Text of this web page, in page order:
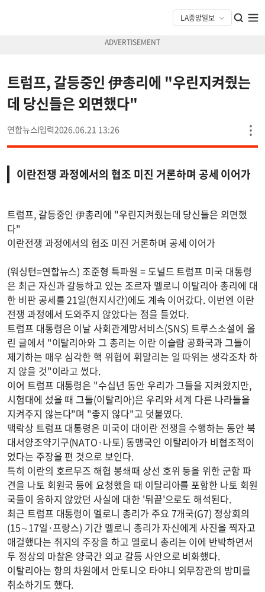
트럼프, 갈등중인 伊총리에 "우린지켜줬는
데 당신들은 외면했다"
연합뉴스 2026.06.21 13:26
이란전쟁 과정에서의 협조 미진 거론하며 공세 이어가
트럼프, 갈등중인 伊총리에 "우린지켜줬는데 당신들은 외면했
다"
이란전쟁 과정에서의 협조 미진 거론하며 공세 이어가
(워싱턴=연합뉴스) 조준형 특파원 = 도널드 트럼프 미국 대통령
은 최근 자신과 갈등하고 있는 조르자 멜로니 이탈리아 총리에 대
한 비판 공세를 21일(현지시간)에도 계속 이어갔다. 이번엔 이란
전쟁 과정에서 도와주지 않았다는 점을 들었다.
트럼프 대통령은 이날 사회관계망서비스(SNS) 트루스소셜에 올
린 글에서 "이탈리아와 그 총리는 이란 이슬람 공화국과 그들이
제기하는 매우 심각한 핵 위협에 휘말리는 일 따위는 생각조차 하
지 않을 것"이라고 썼다.
이어 트럼프 대통령은 "수십년 동안 우리가 그들을 지켜왔지만,
시험대에 섰을 때 그들(이탈리아)은 우리와 세계 다른 나라들을
지켜주지 않는다"며 "좋지 않다"고 덧붙였다.
맥락상 트럼프 대통령은 미국이 대이란 전쟁을 수행하는 동안 북
대서양조약기구(NATO·나토) 동맹국인 이탈리아가 비협조적이
었다는 주장을 편 것으로 보인다.
특히 이란의 호르무즈 해협 봉쇄때 상선 호위 등을 위한 군함 파
견을 나토 회원국 등에 요청했을 때 이탈리아를 포함한 나토 회원
국들이 응하지 않았던 사실에 대한 '뒤끝'으로도 해석된다.
최근 트럼프 대통령이 멜로니 총리가 주요 7개국(G7) 정상회의
(15∼17일·프랑스) 기간 멜로니 총리가 자신에게 사진을 찍자고
애걸했다는 취지의 주장을 하고 멜로니 총리는 이에 반박하면서
두 정상의 마찰은 양국간 외교 갈등 사안으로 비화했다.
이탈리아는 항의 차원에서 안토니오 타야니 외무장관의 방미를
취소하기도 했다.